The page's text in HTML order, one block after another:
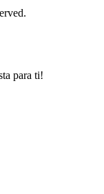
para ti!